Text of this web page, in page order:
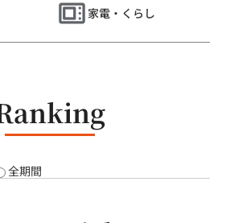
家電・くらし
全期間